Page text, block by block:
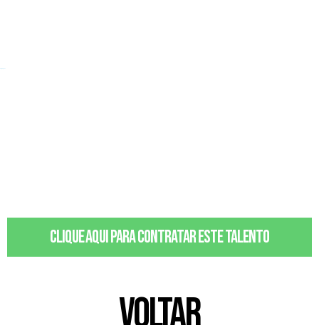
Clique aqui para contratar este talento
VOLTAR